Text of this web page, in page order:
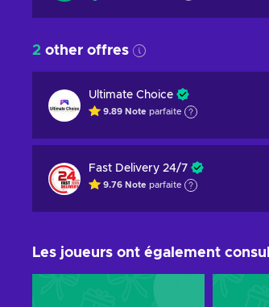
2 other offres
Ultimate Choice
9.89 Note parfaite
Fast Delivery 24/7
9.76 Note parfaite
Les joueurs ont également